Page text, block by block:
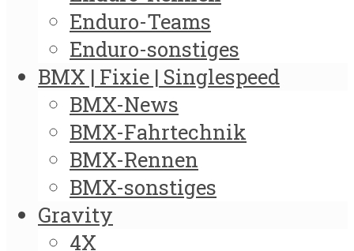
Enduro-Teams
Enduro-sonstiges
BMX | Fixie | Singlespeed
BMX-News
BMX-Fahrtechnik
BMX-Rennen
BMX-sonstiges
Gravity
4X